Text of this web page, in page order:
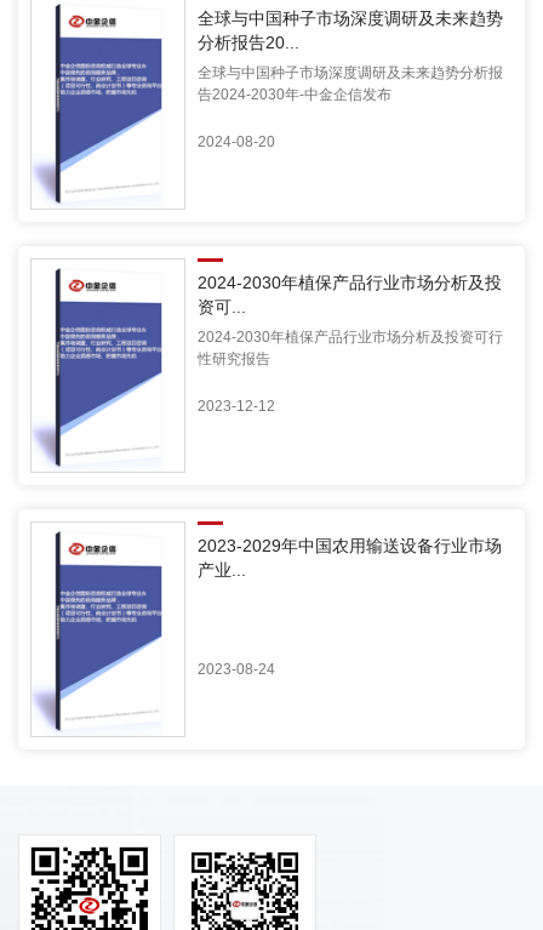
全球与中国种子市场深度调研及未来趋势
分析报告20...
全球与中国种子市场深度调研及未来趋势分析报
告2024-2030年-中金企信发布
2024-08-20
2024-2030年植保产品行业市场分析及投
资可...
2024-2030年植保产品行业市场分析及投资可行
性研究报告
2023-12-12
2023-2029年中国农用输送设备行业市场
产业...
2023-08-24